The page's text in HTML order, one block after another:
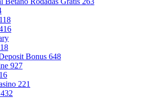
Bonus 648
927
221